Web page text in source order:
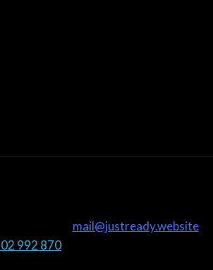
mail@justready.website
992 870